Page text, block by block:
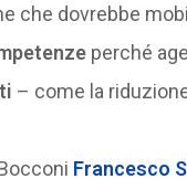
che dovrebbe
perché
– come la
Francesco